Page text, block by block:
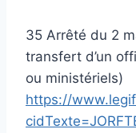
35 Arrêté du 2
transfert d’un
ou ministériels)
https://